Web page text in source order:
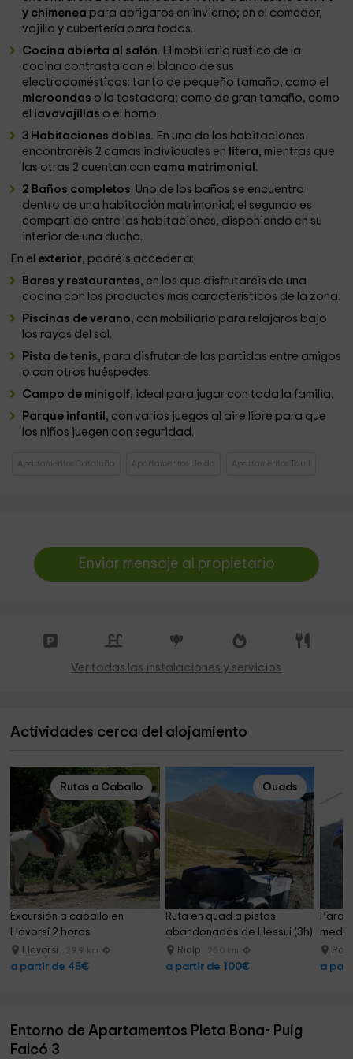
y chimenea para abrigaros en invierno; en el comedor,
vajilla y cubertería para todos.
Cocina abierta al salón. El mobiliario rústico de la
cocina contrasta con el blanco de sus
electrodomésticos: tanto de pequeño tamaño, como el
microondas o la tostadora; como de gran tamaño, como
el
lavavajillas o el horno.
3 Habitaciones dobles. En una de las habitaciones
encontraréis 2 camas individuales en litera, mientras que
las otras 2 cuentan con cama matrimonial .
2 Baños completos. Uno de los baños se encuentra
dentro de una habitación matrimonial; el segundo es
compartido entre las habitaciones, disponiendo en su
interior de una ducha.
En el exterior, podréis acceder a:
Bares y restaurantes, en los que disfrutaréis de una
cocina con los productos más característicos de la zona.
Piscinas de verano, con mobiliario para relajaros bajo
los rayos del sol.
Pista de tenis, para disfrutar de las partidas entre amigos
o con otros huéspedes.
Campo de minigolf, ideal para jugar con toda la familia.
Parque infantil , con varios juegos al aire libre para que
los niños juegen con seguridad.
Apartamentos Cataluña Apartamentos Lleida Apartamentos Taull
Enviar mensaje al propietario
Ver todas las instalaciones y servicios
Actividades cerca del alojamiento
Rutas a Caballo
Excursión a caballo en
Llavorsí 2 horas
Llavorsi 29.9 km
a partir de 45€
Quads
Ruta en quad a pistas
abandonadas de Llessui (3h)
Rialp 25.0 km
a partir de 100€ a
Entorno de Apartamentos Pleta Bona- Puig
Falcó 3